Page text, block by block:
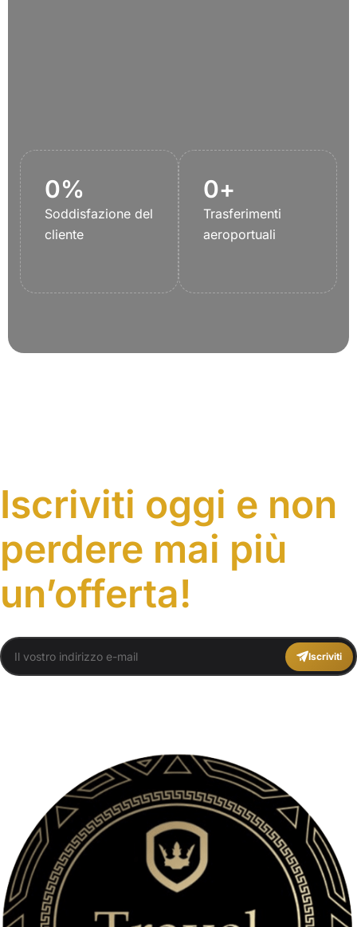
Soddisfazione del
cliente
0%
Trasferimenti
aeroportuali
0+
Iscriviti oggi e non
perdere mai più
un’offerta!
Iscriviti